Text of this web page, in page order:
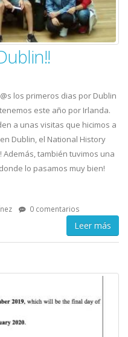
los primeros dias por Dublin
este año por Irlanda.
a unas visitas que hicimos a
Dublin, el National History
también tuvimos una
lo pasamos muy bien!
0 comentarios
Leer más